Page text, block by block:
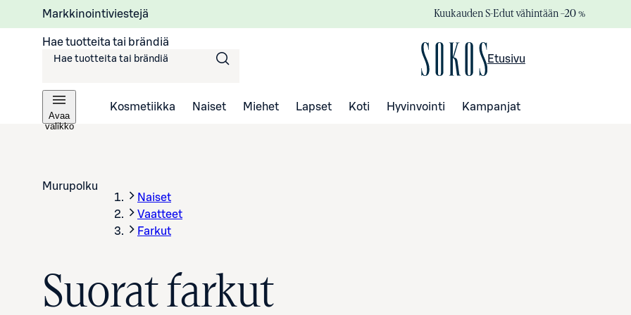
Markkinointiviestejä Kuukauden S-Edut vähintään –20 %
Hae tuotteita tai brändiä
Etusivu
Avaa
valikko
Kosmetiikka Naiset Miehet Lapset Koti Hyvinvointi Kampanjat
Murupolku
Naiset
Vaatteet
Farkut
Suorat farkut